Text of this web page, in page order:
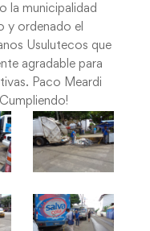
la municipalidad
y ordenado el
Usulutecos que
agradable para
Paco Meardi